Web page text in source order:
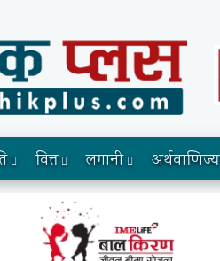
वित्त लगानी अर्थवाणिज्य